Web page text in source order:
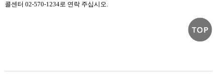
콜센터 02-570-1234로 연락 주십시오.